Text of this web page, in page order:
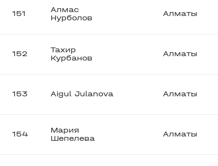
151
Алмас
Нурболов
Алматы
152
Тахир
Курбанов
Алматы
153 Aigul Julanova Алматы
154
Мария
Шепелева
Алматы